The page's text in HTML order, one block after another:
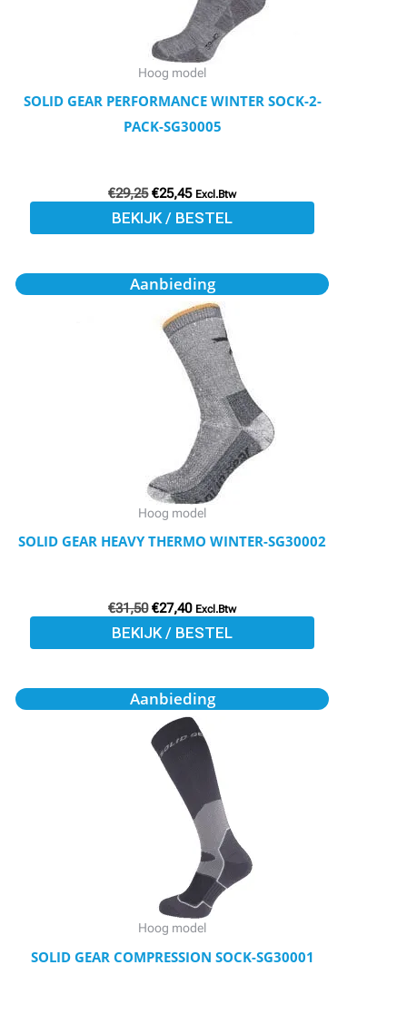
Hoog model
SOLID GEAR PERFORMANCE WINTER SOCK-2-
PACK-SG30005
€29,25 €25,45 Excl.Btw
BEKIJK / BESTEL
kan
gekozen
worden
op
de
Aanbieding
Hoog model
SOLID GEAR HEAVY THERMO WINTER-SG30002
€31,50
Oorspronkelijke
prijs
was:
€31,50.
€27,40
Huidige
prijs
is:
€27,40.
Excl.Btw
BEKIJK / BESTEL
Dit
product
heeft
meerdere
variaties.
Deze
optie
kan
gekozen
worden
op
Aanbieding
Hoog model
SOLID GEAR COMPRESSION SOCK-SG30001
Oorspronkelijke
prijs
was:
€23,50.
Huidige
prijs
is:
€20,45.
Dit
product
heeft
meerdere
variaties.
Deze
optie
kan
gekozen
worden
op